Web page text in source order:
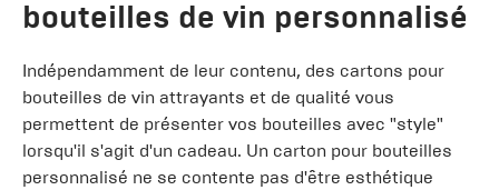
bouteilles de vin personnalisé
Indépendamment de leur contenu, des cartons pour
bouteilles de vin attrayants et de qualité vous
permettent de présenter vos bouteilles avec "style"
lorsqu'il s'agit d'un cadeau. Un carton pour bouteilles
personnalisé ne se contente pas d'être esthétique